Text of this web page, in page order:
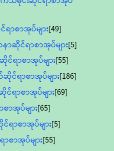
ရာစာအုပ်များ[49]
ာဆိုင်ရာစာအုပ်များ[5]
ရာစာအုပ်များ[55]
င်ရာစာအုပ်များ[186]
င်ရာစာအုပ်များ[69]
ာအုပ်များ[65]
ရာစာအုပ်များ[5]
စာအုပ်များ[55]